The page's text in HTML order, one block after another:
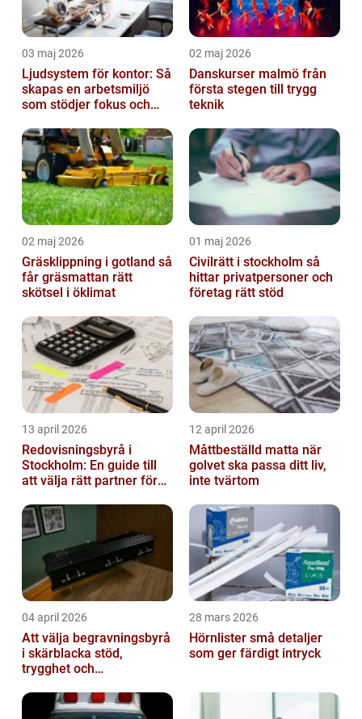
03 maj 2026
Ljudsystem för kontor: Så
skapas en arbetsmiljö
som stödjer fokus och
02 maj 2026
Danskurser malmö från
första stegen till trygg
teknik
02 maj 2026
Gräsklippning i gotland så
får gräsmattan rätt
skötsel i öklimat
01 maj 2026
Civilrätt i stockholm så
hittar privatpersoner och
företag rätt stöd
13 april 2026
Redovisningsbyrå i
Stockholm: En guide till
att välja rätt partner för
12 april 2026
Måttbeställd matta när
golvet ska passa ditt liv,
inte tvärtom
04 april 2026
Att välja begravningsbyrå
i skärblacka stöd,
trygghet och
28 mars 2026
Hörnlister små detaljer
som ger färdigt intryck